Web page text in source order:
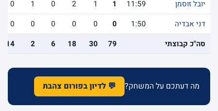
יובל זוסמן
11:59
1
1
2
0
1
0
דני אבדיה
1:50
0
0
0
0
0
0
סה"כ קבוצתי
79
30
18
6
2
14
מה דעתכם על המשחק? 💬 לדיון בפורום צהבת